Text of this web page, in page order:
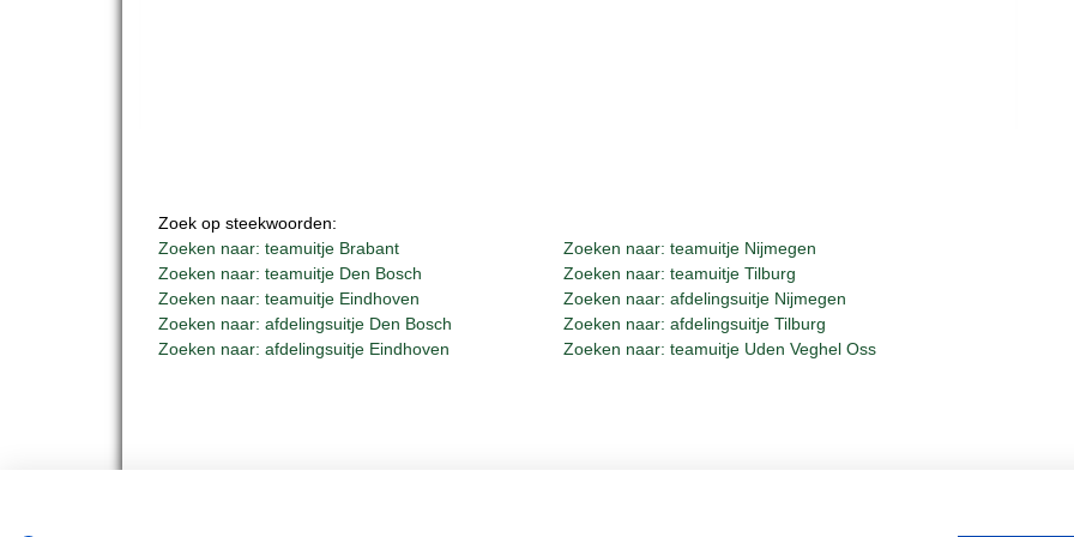
Zoek op steekwoorden:
Zoeken naar: teamuitje Brabant
Zoeken naar: teamuitje Nijmegen
Zoeken naar: teamuitje Den Bosch
Zoeken naar: teamuitje Tilburg
Zoeken naar: teamuitje Eindhoven
Zoeken naar: afdelingsuitje Nijmegen
Zoeken naar: afdelingsuitje Den Bosch
Zoeken naar: afdelingsuitje Tilburg
Zoeken naar: afdelingsuitje Eindhoven
Zoeken naar: teamuitje Uden Veghel Oss